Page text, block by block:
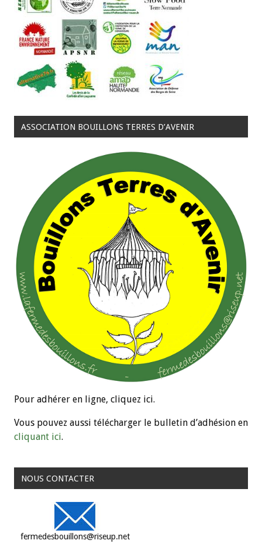
ASSOCIATION BOUILLONS TERRES D’AVENIR
Pour adhérer en ligne, cliquez ici.
Vous pouvez aussi télécharger le bulletin d’adhésion en
cliquant ici.
NOUS CONTACTER
fermedesbouillons@riseup.net